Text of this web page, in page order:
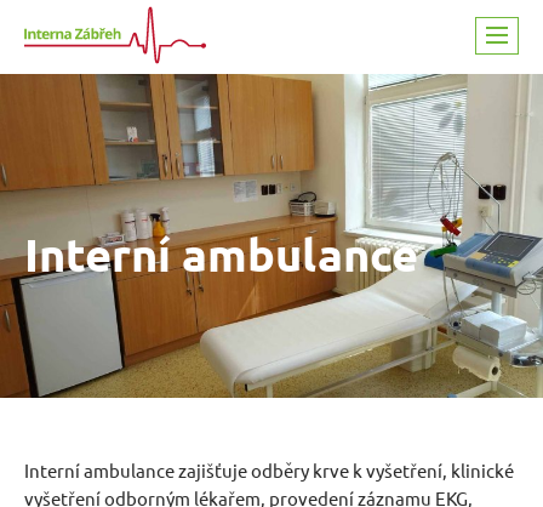
Přeskočit na obsah
Interní ambulance
Interní ambulance zajišťuje odběry krve k vyšetření, klinické
vyšetření odborným lékařem, provedení záznamu EKG,